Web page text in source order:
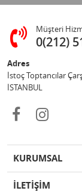
Müşteri
0(212)
Adres
İstoç Toptancılar
İSTANBUL
KURUMSAL
İLETİŞİM